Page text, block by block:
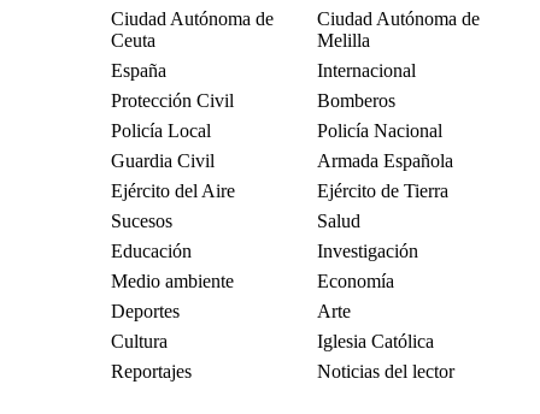
Ciudad Autónoma de
Ceuta
Ciudad Autónoma de
Melilla
España
Internacional
Protección Civil
Bomberos
Policía Local
Policía Nacional
Guardia Civil
Armada Española
Ejército del Aire
Ejército de Tierra
Sucesos
Salud
Educación
Investigación
Medio ambiente
Economía
Deportes
Arte
Cultura
Iglesia Católica
Reportajes
Noticias del lector